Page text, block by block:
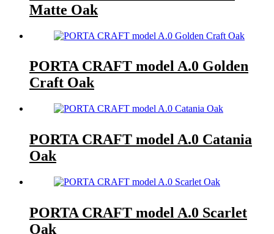
Matte Oak
PORTA CRAFT model A.0 Golden
Craft Oak
PORTA CRAFT model A.0 Catania
Oak
PORTA CRAFT model A.0 Scarlet
Oak